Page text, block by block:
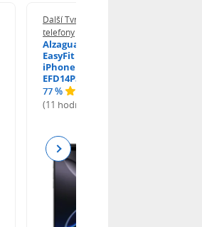
Další Tvrzená skla pro mobilní
telefony
Alzaguard 2.5D Glass
EasyFit DustFree pro
iPhone 16 Pro / 17 AGD-
EFD14P3
77 %
(11 hodnocení)
Next